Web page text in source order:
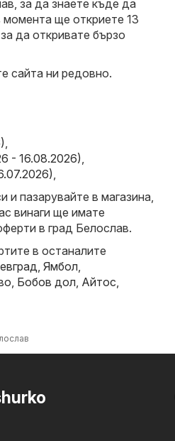
за да знаете къде да
ще откриете 13
да откривате бързо
сайта ни редовно.
- 16.08.2026)
пазарувайте в магазина,
винаги ще имате
в град Белослав.
в останалите
Ямбол
Бобов дол Айтос